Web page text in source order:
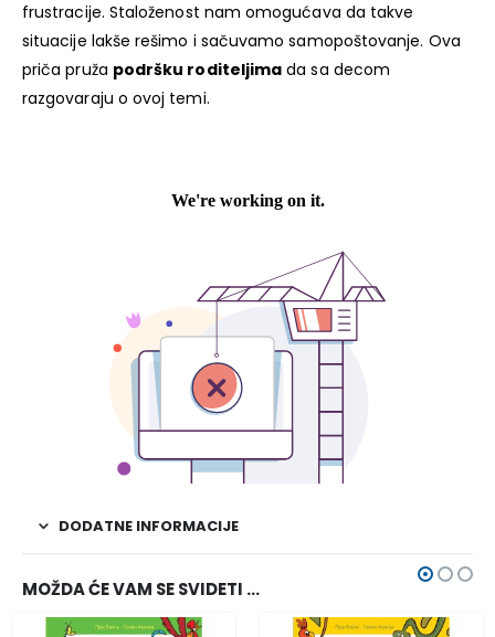
frustracije. Staloženost nam omogućava da takve
situacije lakše rešimo i sačuvamo samopoštovanje. Ova
priča pruža podršku roditeljima da sa decom
razgovaraju o ovoj temi.
DODATNE INFORMACIJE
MOŽDA ĆE VAM SE SVIDETI …